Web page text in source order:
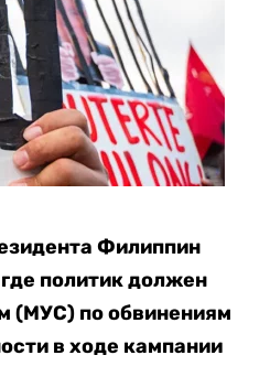
Филиппин
политик должен
(МУС) по обвинениям
в ходе кампании